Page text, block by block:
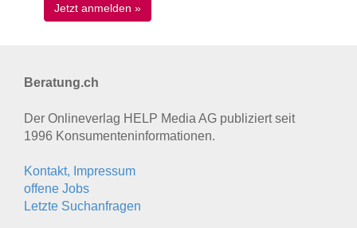
Beratung.ch
Der Onlineverlag HELP Media AG publiziert seit
1996 Konsumenten­informationen.
Kontakt, Impressum
offene Jobs
Letzte Suchanfragen